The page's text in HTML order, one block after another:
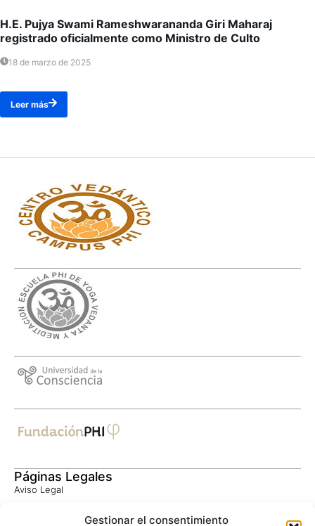
Gestionar el consentimiento
H.E. Pujya Swami Rameshwarananda Giri Maharaj
registrado oficialmente como Ministro de Culto
18 de marzo de 2025
Leer más
Páginas Legales
Aviso Legal
Consentimiento Informado